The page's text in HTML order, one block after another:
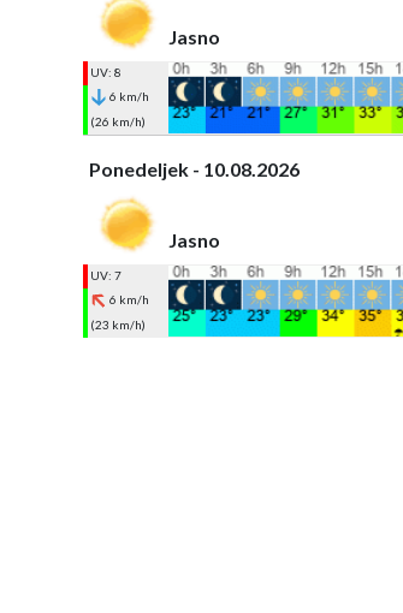
Jasno
UV: 8
6 km/h
(26 km/h)
Ponedeljek - 10.08.2026
Jasno
UV: 7
6 km/h
(23 km/h)